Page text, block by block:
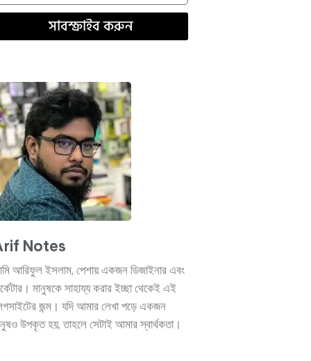
সাবস্ক্রাইব করুন
Notes
আরিফুল ইসলাম, পেশায় একজন ডিজাইনার এবং
মানুষকে সাহায্য করার ইচ্ছা থেকেই এই
জন্ম। যদি আমার লেখা পড়ে একজন
উপকৃত হয়, তাহলে সেটাই আমার স্বার্থকতা।